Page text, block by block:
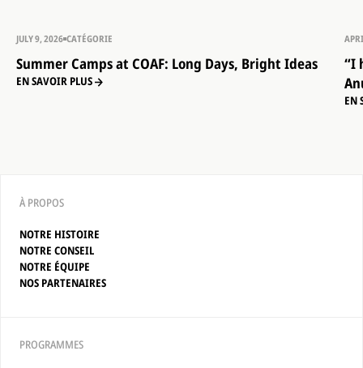
JULY 9, 2026 CATÉGORIE
Summer Camps at COAF: Long Days, Bright Ideas
EN SAVOIR PLUS
“I
EN
À PROPOS
NOTRE HISTOIRE
NOTRE CONSEIL
NOTRE ÉQUIPE
NOS PARTENAIRES
PROGRAMMES